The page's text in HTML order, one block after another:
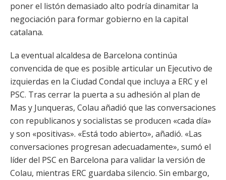
poner el listón demasiado alto podría dinamitar la
negociación para formar gobierno en la capital
catalana.
La eventual alcaldesa de Barcelona continúa
convencida de que es posible articular un Ejecutivo de
izquierdas en la Ciudad Condal que incluya a ERC y el
PSC. Tras cerrar la puerta a su adhesión al plan de
Mas y Junqueras, Colau añadió que las conversaciones
con republicanos y socialistas se producen «cada día»
y son «positivas». «Está todo abierto», añadió. «Las
conversaciones progresan adecuadamente», sumó el
líder del PSC en Barcelona para validar la versión de
Colau, mientras ERC guardaba silencio. Sin embargo,